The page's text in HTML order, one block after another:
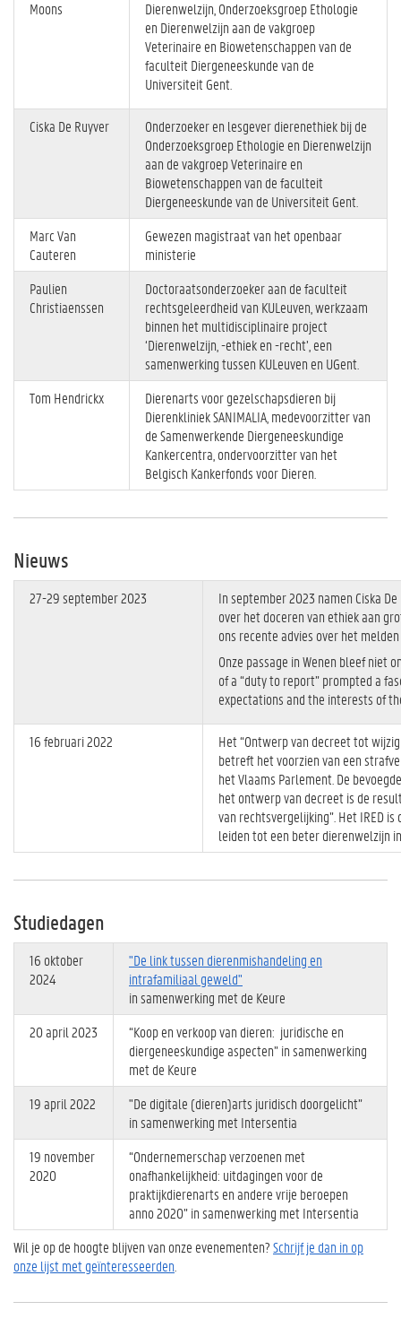
Moons
Dierenwelzijn, Onderzoeksgroep Ethologie
en Dierenwelzijn aan de vakgroep
Veterinaire en Biowetenschappen van de
faculteit Diergeneeskunde van de
Universiteit Gent.
Ciska De Ruyver
Onderzoeker en lesgever dierenethiek bij de
Onderzoeksgroep Ethologie en Dierenwelzijn
aan de vakgroep Veterinaire en
Biowetenschappen van de faculteit
Diergeneeskunde van de Universiteit Gent.
Marc Van
Cauteren
Gewezen magistraat van het openbaar
ministerie
Paulien
Christiaenssen
Doctoraatsonderzoeker aan de faculteit
rechtsgeleerdheid van KULeuven, werkzaam
binnen het multidisciplinaire project
‘Dierenwelzijn, -ethiek en -recht’, een
samenwerking tussen KULeuven en UGent.
Tom Hendrickx
Dierenarts voor gezelschapsdieren bij
Dierenkliniek SANIMALIA, medevoorzitter van
de Samenwerkende Diergeneeskundige
Kankercentra, ondervoorzitter van het
Belgisch Kankerfonds voor Dieren.
Nieuws
27-29 september 2023
In september 2023 namen Ciska
over het doceren van ethiek aan
ons recente advies over het
Onze passage in Wenen bleef niet
of a “duty to report” prompted a
expectations and the interests of
16 februari 2022
Het “Ontwerp van decreet tot
betreft het voorzien van een
het Vlaams Parlement. De
het ontwerp van decreet is de
van rechtsvergelijking”. Het IRED
leiden tot een beter dierenwelzijn
Studiedagen
16 oktober
2024
"De link tussen dierenmishandeling en
intrafamiliaal geweld"
in samenwerking met de Keure
20 april 2023
“Koop en verkoop van dieren: juridische en
diergeneeskundige aspecten” in samenwerking
met de Keure
19 april 2022
"De digitale (dieren)arts juridisch doorgelicht”
in samenwerking met Intersentia
19 november
2O20
“Ondernemerschap verzoenen met
onafhankelijkheid: uitdagingen voor de
praktijkdierenarts en andere vrije beroepen
anno 2020” in samenwerking met Intersentia
Wil je op de hoogte blijven van onze evenementen?Schrijf je dan in op
onze lijst met geïnteresseerden